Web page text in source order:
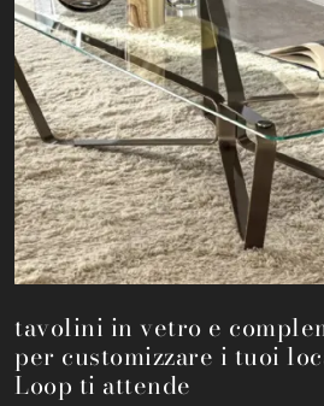
tavolini in vetro e
per customizzare i tuoi
Loop ti attende